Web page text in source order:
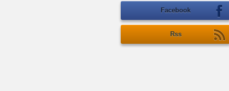
Facebook
Rss